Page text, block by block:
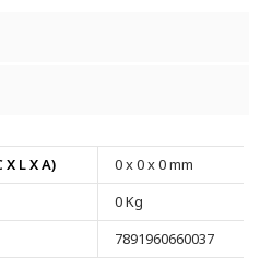
X L X A)
0 x 0 x 0 mm
0 Kg
7891960660037